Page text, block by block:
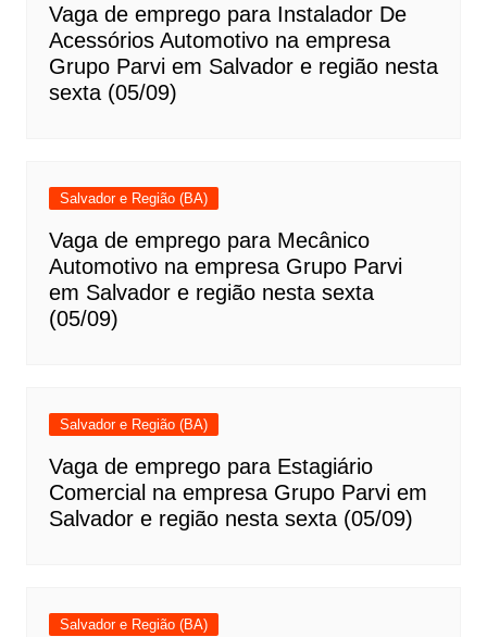
Vaga de emprego para Instalador De
Acessórios Automotivo na empresa
Grupo Parvi em Salvador e região nesta
sexta (05/09)
Salvador e Região (BA)
Vaga de emprego para Mecânico
Automotivo na empresa Grupo Parvi
em Salvador e região nesta sexta
(05/09)
Salvador e Região (BA)
Vaga de emprego para Estagiário
Comercial na empresa Grupo Parvi em
Salvador e região nesta sexta (05/09)
Salvador e Região (BA)